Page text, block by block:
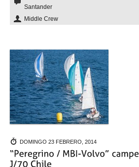
Santander
Middle Crew
DOMINGO 23 FEBRERO, 2014